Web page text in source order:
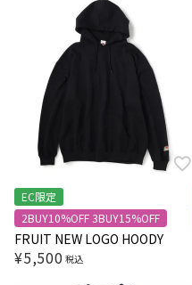
EC限定
2BUY10%OFF 3BUY15%OFF
FRUIT NEW LOGO HOODY
¥5,500 税込